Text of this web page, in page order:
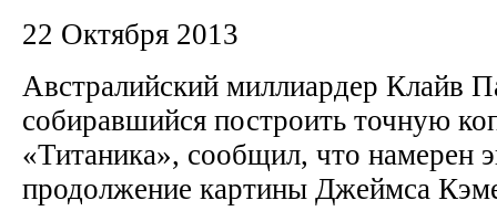
22 Октября 2013
Австралийский миллиардер Клайв
собиравшийся построить точную
«Титаника», сообщил, что намерен
продолжение картины Джеймса